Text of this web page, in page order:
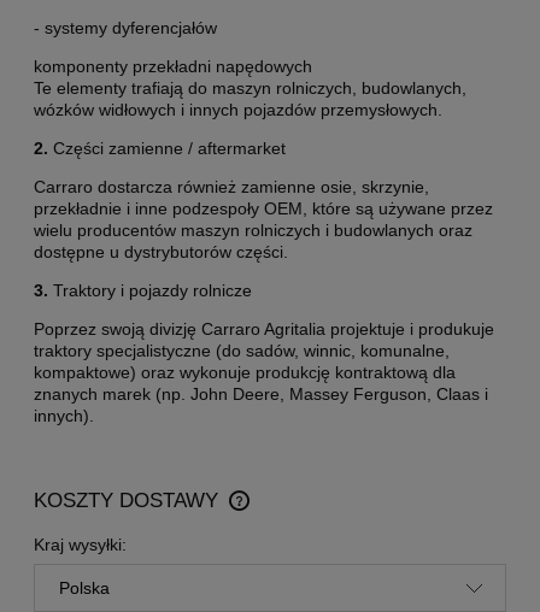
- systemy dyferencjałów
komponenty przekładni napędowych
Te elementy trafiają do maszyn rolniczych, budowlanych,
wózków widłowych i innych pojazdów przemysłowych.
2. Części zamienne / aftermarket
Carraro dostarcza również zamienne osie, skrzynie,
przekładnie i inne podzespoły OEM, które są używane przez
wielu producentów maszyn rolniczych i budowlanych oraz
dostępne u dystrybutorów części.
3. Traktory i pojazdy rolnicze
Poprzez swoją divizję Carraro Agritalia projektuje i produkuje
traktory specjalistyczne (do sadów, winnic, komunalne,
kompaktowe) oraz wykonuje produkcję kontraktową dla
znanych marek (np. John Deere, Massey Ferguson, Claas i
innych).
KOSZTY DOSTAWY
CENA NIE ZAWIERA EWENTUALNYCH KOSZTÓW
PŁATNOŚCI
Kraj wysyłki: